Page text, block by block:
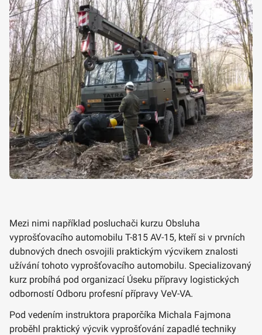
Mezi nimi například posluchači kurzu Obsluha
vyprošťovacího automobilu T-815 AV-15, kteří si v prvních
dubnových dnech osvojili praktickým výcvikem znalosti
užívání tohoto vyprošťovacího automobilu. Specializovaný
kurz probíhá pod organizací Úseku přípravy logistických
odborností Odboru profesní přípravy VeV-VA.
Pod vedením instruktora praporčíka Michala Fajmona
proběhl praktický výcvik vyprošťování zapadlé techniky